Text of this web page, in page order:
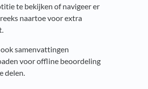
te bekijken of navigeer er
naartoe voor extra
samenvattingen
voor offline beoordeling
delen.